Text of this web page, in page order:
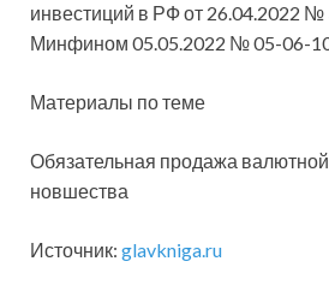
инвестиций в РФ от 26.04.2022 №
Минфином 05.05.2022 № 05-06-
Материалы по теме
Обязательная продажа
новшества
Источник: glavkniga.ru